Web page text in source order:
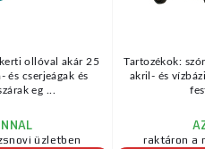
ollóval akár 25
és cserjeágak és
eg ...
üzletben
Tartozékok:
akril- és
raktáron a